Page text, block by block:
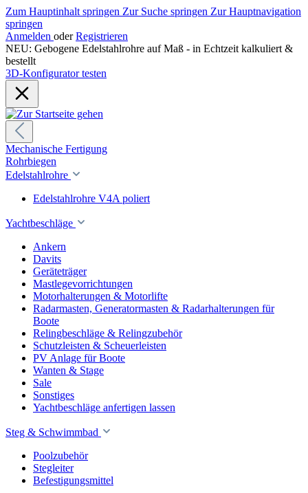
Zum Hauptinhalt springen Zur Suche springen Zur Hauptnavigation
springen
Anmelden oder Registrieren
NEU: Gebogene Edelstahlrohre auf Maß - in Echtzeit kalkuliert &
bestellt
3D-Konfigurator testen
Mechanische Fertigung
Rohrbiegen
Edelstahlrohre
Edelstahlrohre V4A poliert
Yachtbeschläge
Ankern
Davits
Geräteträger
Mastlegevorrichtungen
Motorhalterungen & Motorlifte
Radarmasten, Generatormasten & Radarhalterungen für
Boote
Relingbeschläge & Relingzubehör
Schutzleisten & Scheuerleisten
PV Anlage für Boote
Wanten & Stage
Sale
Sonstiges
Yachtbeschläge anfertigen lassen
Steg & Schwimmbad
Poolzubehör
Stegleiter
Befestigungsmittel